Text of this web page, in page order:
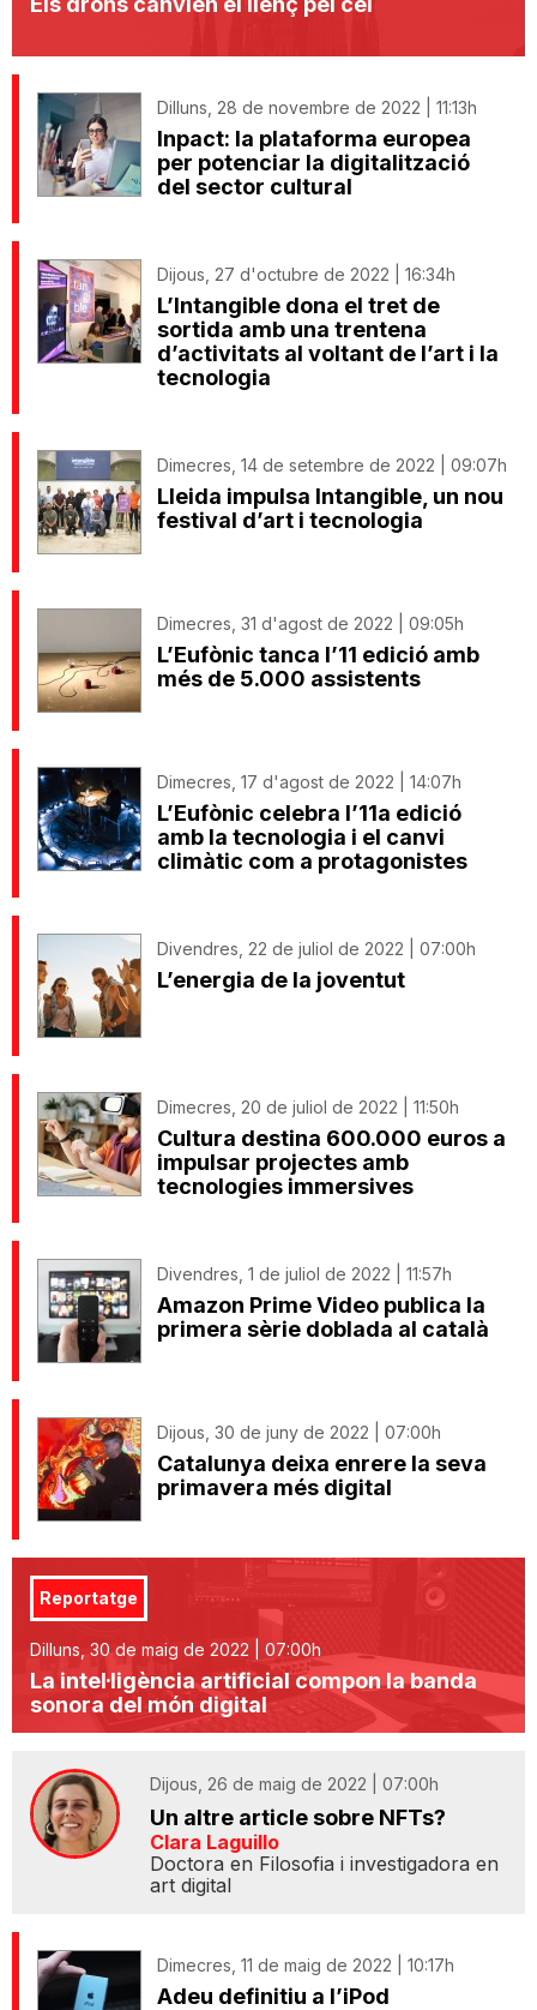
Dilluns, 28 de novembre de 2022 | 11:13h
Inpact: la plataforma europea
per potenciar la digitalització
del sector cultural
Dijous, 27 d'octubre de 2022 | 16:34h
L’Intangible dona el tret de
sortida amb una trentena
d’activitats al voltant de l’art i la
tecnologia
Dimecres, 14 de setembre de 2022 | 09:07h
Lleida impulsa Intangible, un nou
festival d’art i tecnologia
Dimecres, 31 d'agost de 2022 | 09:05h
L’Eufònic tanca l’11 edició amb
més de 5.000 assistents
Dimecres, 17 d'agost de 2022 | 14:07h
L’Eufònic celebra l’11a edició
amb la tecnologia i el canvi
climàtic com a protagonistes
Divendres, 22 de juliol de 2022 | 07:00h
L’energia de la joventut
Dimecres, 20 de juliol de 2022 | 11:50h
Cultura destina 600.000 euros a
impulsar projectes amb
tecnologies immersives
Divendres, 1 de juliol de 2022 | 11:57h
Amazon Prime Video publica la
primera sèrie doblada al català
Dijous, 30 de juny de 2022 | 07:00h
Catalunya deixa enrere la seva
primavera més digital
Reportatge
Dilluns, 30 de maig de 2022 | 07:00h
La intel·ligència artificial compon la banda
sonora del món digital
Dijous, 26 de maig de 2022 | 07:00h
Un altre article sobre NFTs?
Clara Laguillo
Doctora en Filosofia i investigadora en
art digital
Dimecres, 11 de maig de 2022 | 10:17h
Adeu definitiu a l’iPod